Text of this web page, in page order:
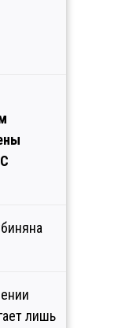
лишь